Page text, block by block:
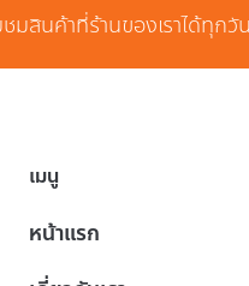
ชมสินค้าที่ร้านของเราได้ทุ
เมนู
หน้าแรก